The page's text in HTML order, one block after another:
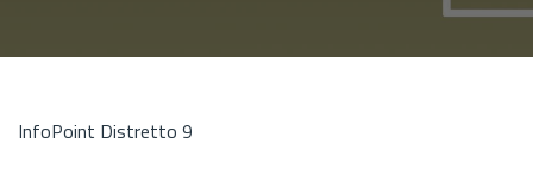
InfoPoint Distretto 9